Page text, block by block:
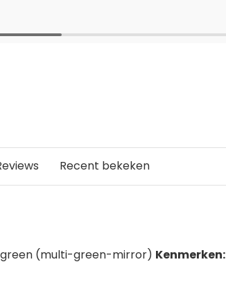
Recent bekeken
green (multi-green-mirror) Kenmerken: